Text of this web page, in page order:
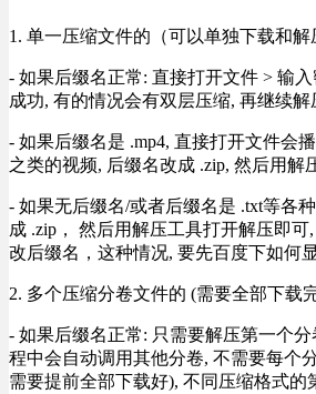
1. 单一压缩文件的（可以单独下载和解
- 如果后缀名正常: 直接打开文件 > 输
成功, 有的情况会有双层压缩, 再继续解
- 如果后缀名是 .mp4, 直接打开文件会
之类的视频, 后缀名改成 .zip, 然后用解
- 如果无后缀名/或者后缀名是 .txt等各
成 .zip， 然后用解压工具打开解压即
改后缀名，这种情况, 要先百度下如何
2. 多个压缩分卷文件的 (需要全部下载
- 如果后缀名正常: 只需要解压第一个
程中会自动调用其他分卷, 不需要每个
需要提前全部下载好), 不同压缩格式的